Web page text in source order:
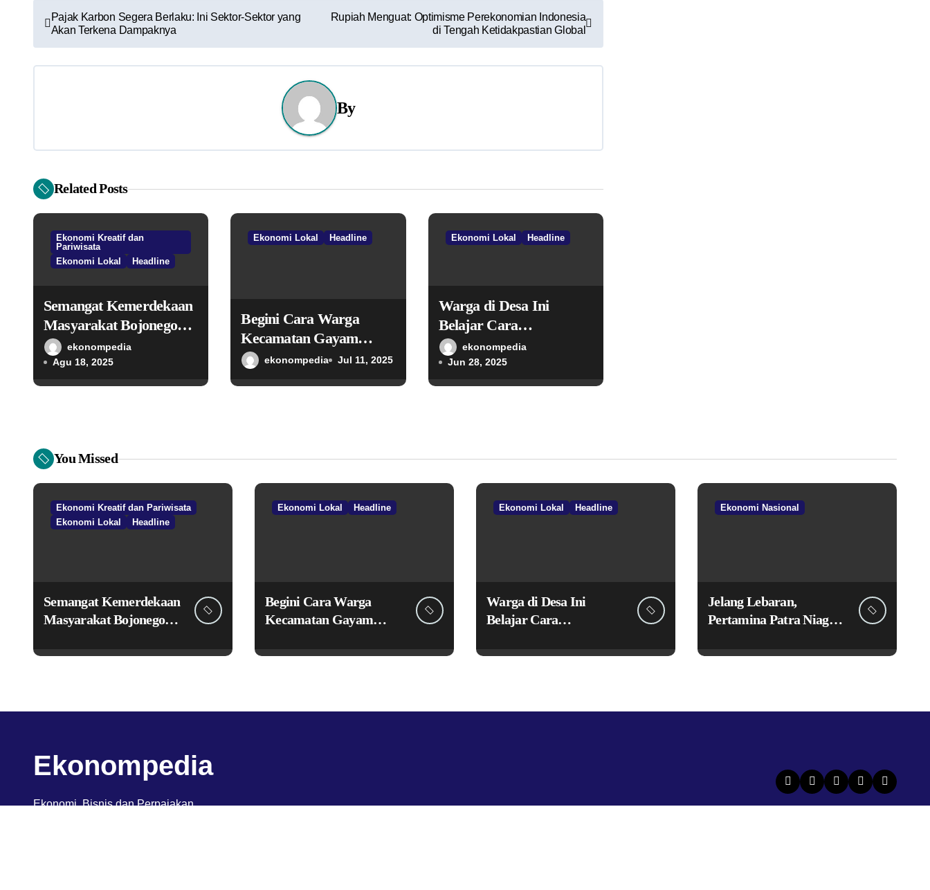
N
a
v
a
s
i
Pajak Karbon Segera Berlaku: Ini Sektor-Sektor yang
Akan Terkena Dampaknya
Rupiah Menguat: Optimisme Perekonomian Indonesia
di Tengah Ketidakpastian Global
By
Related Posts
Ekonomi Kreatif dan
Pariwisata
Ekonomi Lokal
Headline
Semangat Kemerdekaan
Masyarakat Bojonegoro
Bangun Desa Mandiri
Ekonomi
ekonompedia
Agu 18, 2025
Ekonomi Lokal Headline
Begini Cara Warga
Kecamatan Gayam
Perkuat Ikon Desa
ekonompedia Jul 11, 2025
Ekonomi Lokal Headline
Warga di Desa Ini
Belajar Cara
Kembangkan Potensi
Desa
ekonompedia
Jun 28, 2025
You Missed
Ekonomi Kreatif dan Pariwisata
Ekonomi Lokal
Headline
Semangat Kemerdekaan
Masyarakat Bojonegoro
Ekonomi
Ekonomi Lokal Headline
Begini Cara Warga
Kecamatan Gayam
Penggerak Ekonomi
Ekonomi Lokal Headline
Warga di Desa Ini
Belajar Cara
Desa
Ekonomi Nasional
Jelang Lebaran,
Pertamina Patra Niaga
dan Pangkalan LPG 3
Ekonompedia
Ekonomi, Bisnis dan Perpajakan